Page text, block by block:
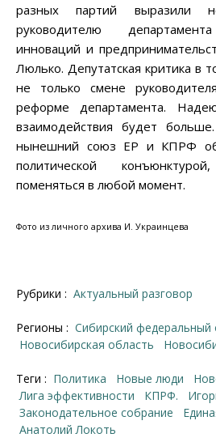
разных партий выразили
руководителю
инноваций и
Люлько. Депутатская критика в
не только смене
реформе департамента.
взаимодействия будет
нынешний союз ЕР и КПРФ
политической
поменяться в любой момент.
Фото из личного архива И. Украинцева
Рубрики : Актуальный разговор
Регионы :
Сибирский федеральный
Новосибирская область
Теги : политика Новые люди
Лига эффективности
КПРФ.
законодательное собрание
Анатолий Локоть